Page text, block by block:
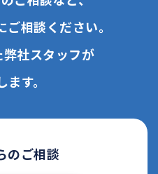
相談ください。
社スタッフが
ます。
のご相談